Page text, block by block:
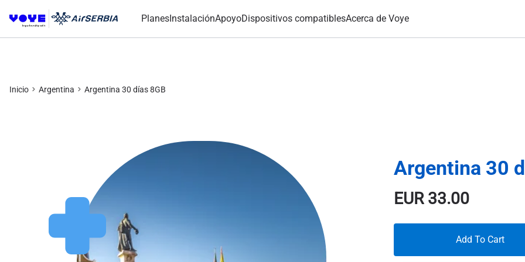
PlanesInstalaciónApoyoDispositivos compatiblesAcerca de Voye
Inicio Argentina Argentina 30 días 8GB
Argentina 30
EUR33.00
Add To Cart